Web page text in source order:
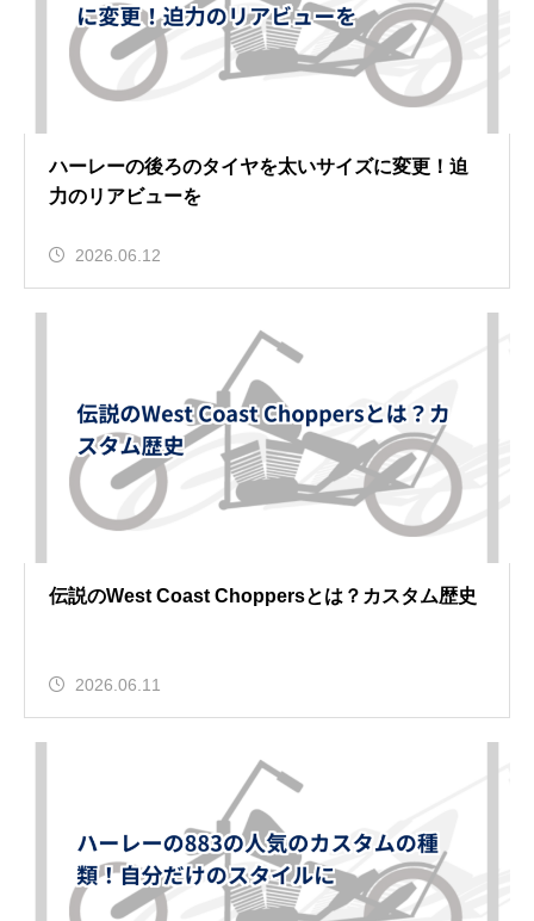
ハーレーの後ろのタイヤを太いサイズに変更！迫
力のリアビューを
2026.06.12
伝説のWest Coast Choppersとは？カスタム歴史
2026.06.11